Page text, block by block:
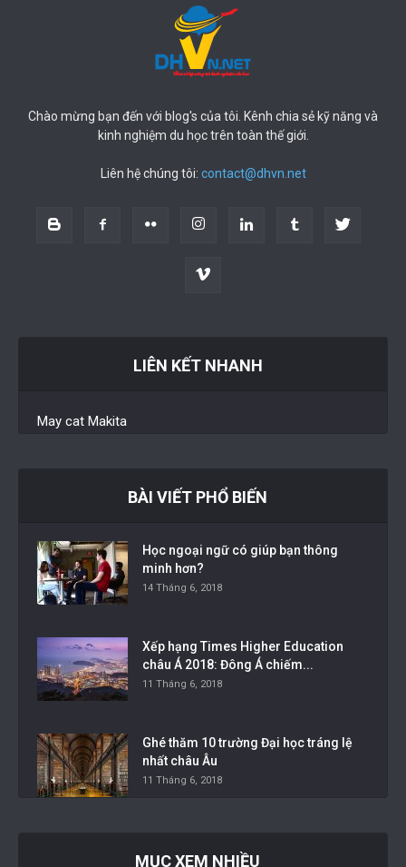
Chào mừng bạn đến với blog's của tôi. Kênh chia sẻ kỹ năng và
kinh nghiệm du học trên toàn thế giới.
Liên hệ chúng tôi: contact@dhvn.net
LIÊN KẾT NHANH
May cat Makita
BÀI VIẾT PHỔ BIẾN
Học ngoại ngữ có giúp bạn thông
minh hơn?
14 Tháng 6, 2018
Xếp hạng Times Higher Education
châu Á 2018: Đông Á chiếm...
11 Tháng 6, 2018
Ghé thăm 10 trường Đại học tráng lệ
nhất châu Âu
11 Tháng 6, 2018
MỤC XEM NHIỀU